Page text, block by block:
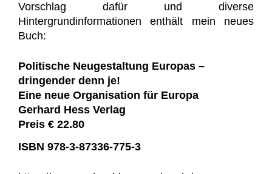
Vorschlag dafür und diverse
Hintergrundinformationen enthält mein neues
Buch:
Politische Neugestaltung Europas –
dringender denn je!
Eine neue Organisation für Europa
Gerhard Hess Verlag
Preis € 22.80
ISBN 978-3-87336-775-3